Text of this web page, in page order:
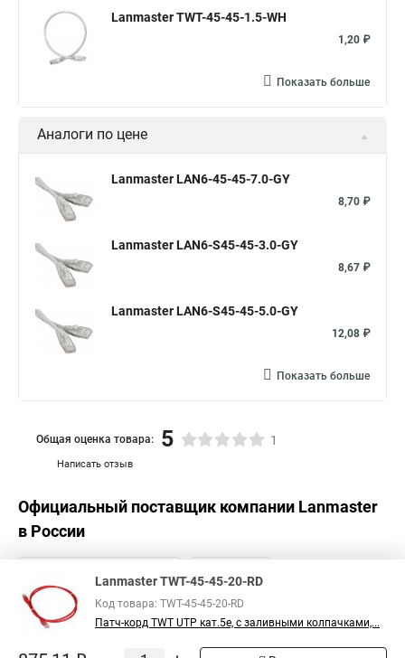
Lanmaster TWT-45-45-1.5-WH
1,20 ₽
Показать больше
Аналоги по цене
Lanmaster LAN6-45-45-7.0-GY
8,70 ₽
Lanmaster LAN6-S45-45-3.0-GY
8,67 ₽
Lanmaster LAN6-S45-45-5.0-GY
12,08 ₽
Показать больше
Написать отзыв
Общая оценка товара: 5 1
Официальный поставщик компании Lanmaster
в России
Lanmaster TWT-45-45-20-RD
Код товара: TWT-45-45-20-RD
Патч-корд TWT UTP кат.5e, с заливными колпачками,...